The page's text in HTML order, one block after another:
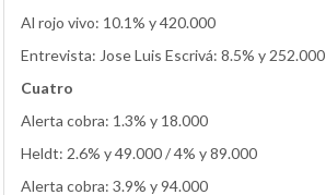
Al rojo vivo: 10.1% y 420.000
Entrevista: Jose Luis Escrivá: 8.5% y 252.000
Cuatro
Alerta cobra: 1.3% y 18.000
Heldt: 2.6% y 49.000 / 4% y 89.000
Alerta cobra: 3.9% y 94.000